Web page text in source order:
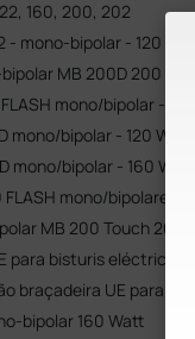
160, 200, 202
MB 122 - mono-bipolar - 120 Watt
• Bisturi eléctrico mono-bipolar MB 200D 200 Watt
mono/bipolar -
mono/bipolar - 120 Watt
mono/bipolar - 160 Watt
mono/bipolare -
MB 200 Touch 200
bisturis eléctricos
braçadeira UE para
bipolar 160 Watt